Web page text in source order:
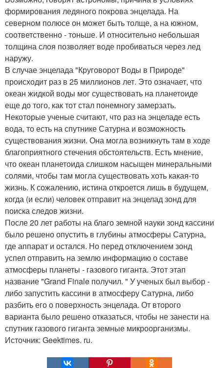
формирования ледяного покрова энцелада. На
северном полюсе он может быть толще, а на южном,
соответственно - тоньше. И относительно небольшая
толщина слоя позволяет воде пробиваться через лед
наружу.
В случае энцелада "Круговорот Воды в Природе"
происходит раз в 25 миллионов лет. Это означает, что
океан жидкой воды мог существовать на планетоиде
еще до того, как тот стал понемногу замерзать.
Некоторые ученые считают, что раз на энцеладе есть
вода, то есть на спутнике Сатурна и возможность
существования жизни. Она могла возникнуть там в ходе
благоприятного стечения обстоятельств. Есть мнение,
что океан планетоида слишком насыщен минеральными
солями, чтобы там могла существовать хоть какая-то
жизнь. К сожалению, истина откроется лишь в будущем,
когда (и если) человек отправит на энцелад зонд для
поиска следов жизни.
После 20 лет работы на благо земной науки зонд кассини
было решено опустить в глубины атмосферы Сатурна,
где аппарат и остался. Но перед отключением зонд
успел отправить на землю информацию о составе
атмосферы планеты - газового гиганта. Этот этап
название "Grand Finale получил. " У ученых был выбор -
либо запустить кассини в атмосферу Сатурна, либо
разбить его о поверхность энцелада. От второго
варианта было решено отказаться, чтобы не занести на
спутник газового гиганта земные микроорганизмы.
Источник: Geektimes. ru.